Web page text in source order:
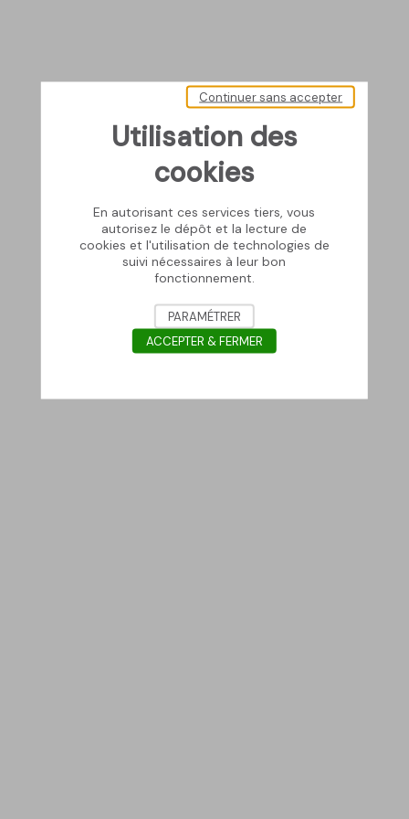
Utilisation des
cookies
En autorisant ces services tiers, vous
autorisez le dépôt et la lecture de
cookies et l'utilisation de technologies de
suivi nécessaires à leur bon
fonctionnement.
Continuer sans accepter
PARAMÉTRER
ACCEPTER & FERMER